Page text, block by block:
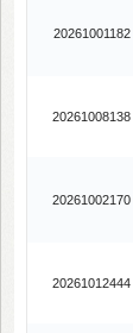
20261001182
20261008138
20261002170
20261012444